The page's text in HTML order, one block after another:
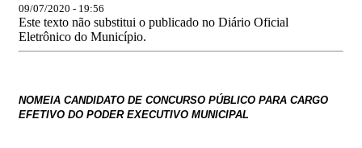
09/07/2020 - 19:56
Este texto não substitui o publicado no Diário Oficial
Eletrônico do Município.
NOMEIA CANDIDATO DE CONCURSO PÚBLICO PARA CARGO
EFETIVO DO PODER EXECUTIVO MUNICIPAL